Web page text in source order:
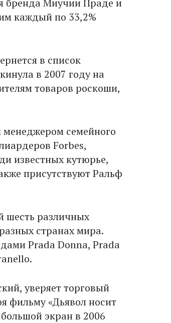
бренда Миучии Праде и
каждый по 33,2%
в список
в 2007 году на
товаров роскоши,
менеджером семейного
Forbes,
известных кутюрье,
присутствуют Ральф
шесть различных
странах мира.
Prada Donna, Prada
уверяет торговый
фильму «Дьявол носит
экран в 2006